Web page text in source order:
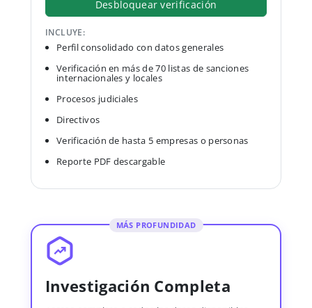
Desbloquear verificación
INCLUYE:
Perfil consolidado con datos generales
Verificación en más de 70 listas de sanciones
internacionales y locales
Procesos judiciales
Directivos
Verificación de hasta 5 empresas o personas
Reporte PDF descargable
MÁS PROFUNDIDAD
Investigación Completa